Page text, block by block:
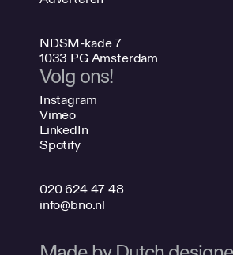
NDSM-kade 7
1033 PG Amsterdam
Volg ons!
Instagram
Vimeo
LinkedIn
Spotify
020 624 47 48
info@bno.nl